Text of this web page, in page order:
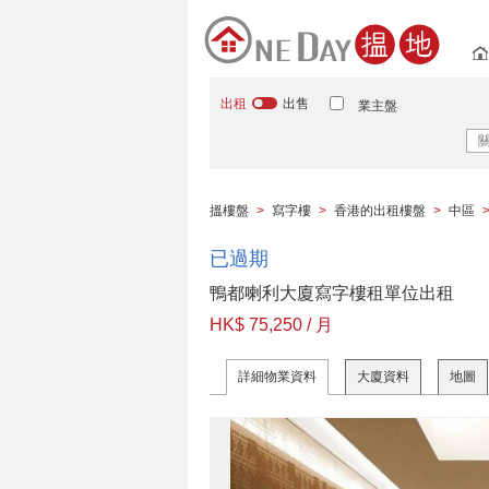
出租 出售 業主盤
搵樓盤 > 寫字樓 > 香港的出租樓盤 > 中區 >
已過期
鴨都喇利大廈寫字樓租單位出租
HK$ 75,250 / 月
詳細物業資料 大廈資料 地圖